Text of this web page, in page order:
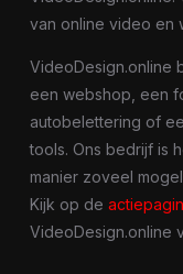
van online video en
VideoDesign.online
een webshop, een
autobelettering of
tools. Ons bedrijf is
manier zoveel
Kijk op de
VideoDesign.online